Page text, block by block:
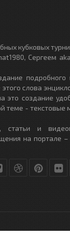
кубковых
Сергеем
подробного
слова
это создание
теме -
статьи и
на портале
студиейDLE-THEME.RU